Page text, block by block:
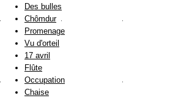
Des bulles
Chômdur
Promenage
Vu d'orteil
17 avril
Flûte
Occupation
Chaise